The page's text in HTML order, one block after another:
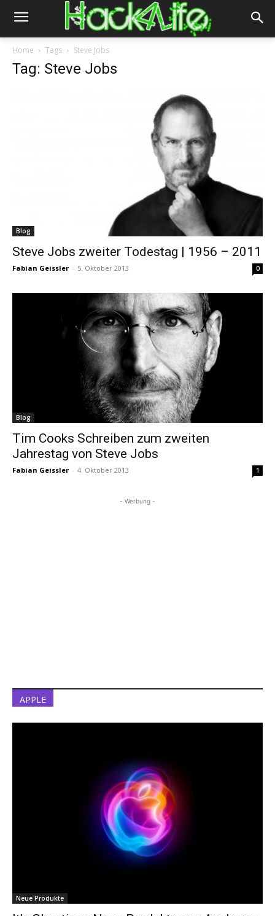
Home Tags Steve Jobs
Tag: Steve Jobs
Blog
Steve Jobs zweiter Todestag | 1956 – 2011
Fabian Geissler - 5. Oktober 2013 0
Blog
Tim Cooks Schreiben zum zweiten
Jahrestag von Steve Jobs
Fabian Geissler - 4. Oktober 2013 1
- Werbung -
APPLE
Neue Produkte